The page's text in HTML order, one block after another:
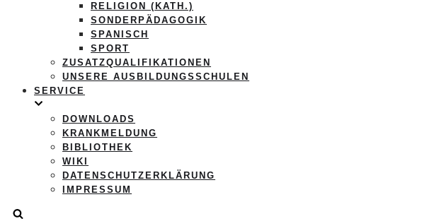
RELIGION (KATH.)
SONDERPÄDAGOGIK
SPANISCH
SPORT
ZUSATZQUALIFIKATIONEN
UNSERE AUSBILDUNGSSCHULEN
SERVICE
DOWNLOADS
KRANKMELDUNG
BIBLIOTHEK
WIKI
DATENSCHUTZERKLÄRUNG
IMPRESSUM